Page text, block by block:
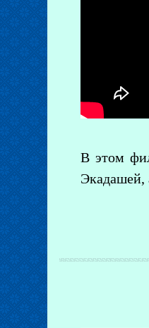
В этом
Экадашей,